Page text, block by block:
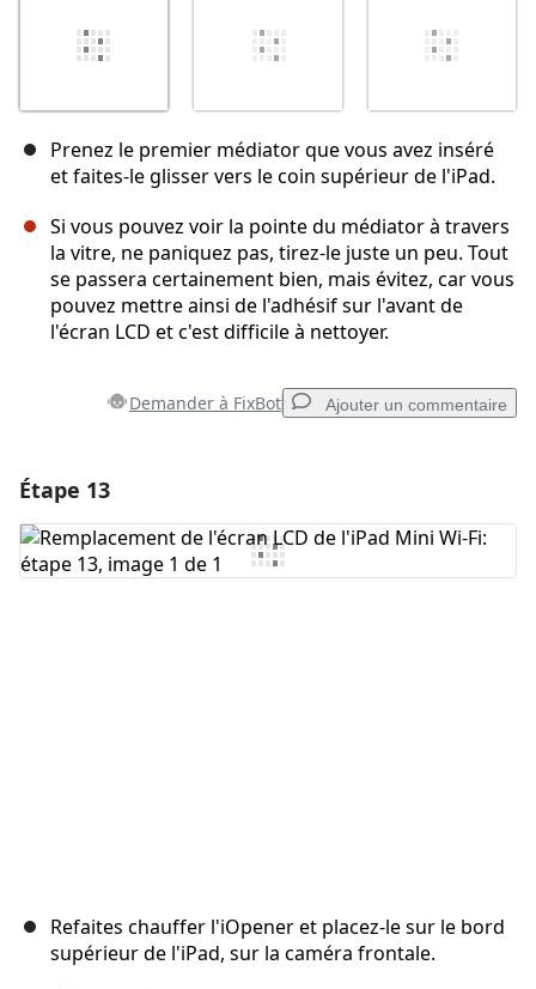
Prenez le premier médiator que vous avez inséré
et faites-le glisser vers le coin supérieur de l'iPad.
Si vous pouvez voir la pointe du médiator à travers
la vitre, ne paniquez pas, tirez-le juste un peu. Tout
se passera certainement bien, mais évitez, car vous
pouvez mettre ainsi de l'adhésif sur l'avant de
l'écran LCD et c'est difficile à nettoyer.
Demander à FixBot Ajouter un commentaire
Ajouter un commentaire
Étape 13
Refaites chauffer l'iOpener et placez-le sur le bord
supérieur de l'iPad, sur la caméra frontale.